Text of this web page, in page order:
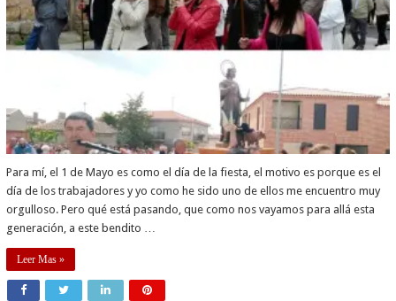
Para mí, el 1 de Mayo es como el día de la fiesta, el motivo es porque es el
día de los trabajadores y yo como he sido uno de ellos me encuentro muy
orgulloso. Pero qué está pasando, que como nos vayamos para allá esta
generación, a este bendito …
Leer Mas »